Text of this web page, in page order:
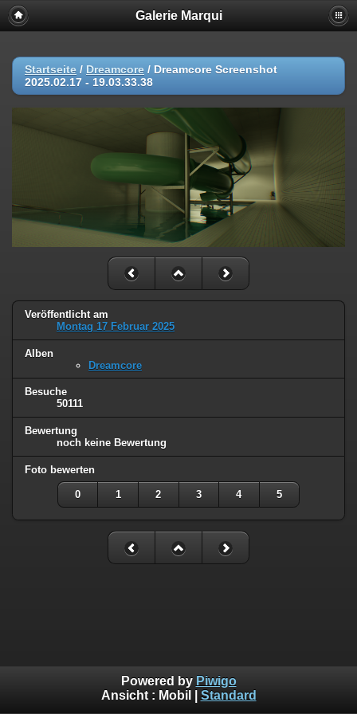
Galerie Marqui
Startseite / Dreamcore / Dreamcore Screenshot
2025.02.17 - 19.03.33.38
Veröffentlicht am
Montag 17 Februar 2025
Alben
Dreamcore
Besuche
50111
Bewertung
noch keine Bewertung
Foto bewerten
0 1 2 3 4 5
Powered by Piwigo
Ansicht : Mobil Standard